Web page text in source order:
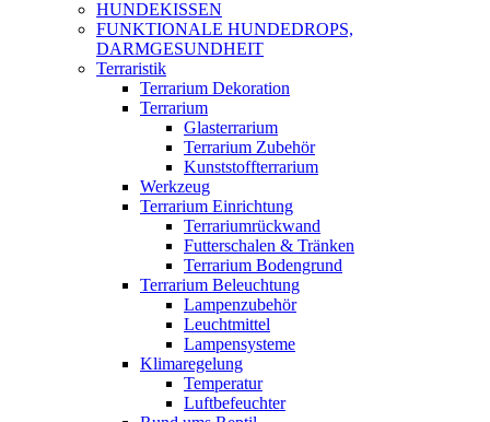
HUNDEKISSEN
FUNKTIONALE HUNDEDROPS,
DARMGESUNDHEIT
Terraristik
Terrarium Dekoration
Terrarium
Glasterrarium
Terrarium Zubehör
Kunststoffterrarium
Werkzeug
Terrarium Einrichtung
Terrariumrückwand
Futterschalen & Tränken
Terrarium Bodengrund
Terrarium Beleuchtung
Lampenzubehör
Leuchtmittel
Lampensysteme
Klimaregelung
Temperatur
Luftbefeuchter